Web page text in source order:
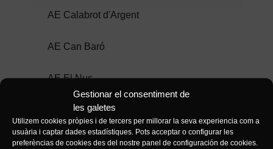
Gestionar el consentiment de
les galetes
Utilizem cookies pròpies i de tercers per millorar la seva experiencia com a
usuària i captar dades estadístiques. Pots acceptar o configurar les
preferèncias de cookies des del nostre panel de configuración de cookies.
BL Baix Llobregat
Vallès Occidental
VO Vallès Oriental (2)
AE Calabrot d'Argent
AE Can Baró
AE El Nus
AE El Pasqualet
AE El Pi de Les Corts